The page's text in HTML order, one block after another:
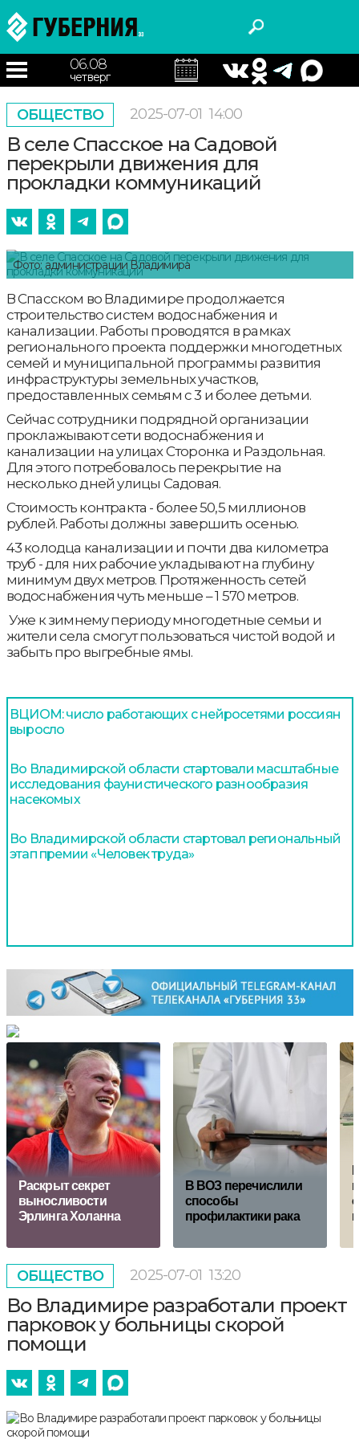
06.08
четверг
ОБЩЕСТВО 2025-07-01 14:00
В селе Спасское на Садовой
перекрыли движения для
прокладки коммуникаций
Фото: администрации Владимира
В Спасском во Владимире продолжается
строительство систем водоснабжения и
канализации. Работы проводятся в рамках
регионального проекта поддержки многодетных
семей и муниципальной программы развития
инфраструктуры земельных участков,
предоставленных семьям с 3 и более детьми.
Сейчас сотрудники подрядной организации
проклажывают сети водоснабжения и
канализации на улицах Сторонка и Раздольная.
Для этого потребовалось перекрытие на
несколько дней улицы Садовая.
Стоимость контракта - более 50,5 миллионов
рублей. Работы должны завершить осенью.
43 колодца канализации и почти два километра
труб - для них рабочие укладывают на глубину
минимум двух метров. Протяженность сетей
водоснабжения чуть меньше – 1 570 метров.
Уже к зимнему периоду многодетные семьи и
жители села смогут пользоваться чистой водой и
забыть про выгребные ямы.
ВЦИОМ: число работающих с нейросетями россиян
выросло
Во Владимирской области стартовали масштабные
исследования фаунистического разнообразия
насекомых
Во Владимирской области стартовал региональный
этап премии «Человек труда»
Раскрыт секрет
выносливости
Эрлинга Холанна
В ВОЗ перечислили
способы
профилактики рака
ОБЩЕСТВО 2025-07-01 13:20
Во Владимире разработали проект
парковок у больницы скорой
помощи